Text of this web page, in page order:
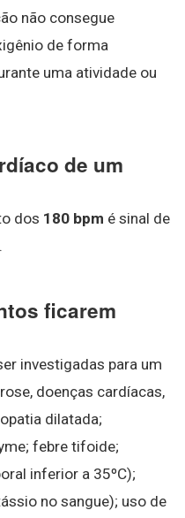
não consegue
de forma
uma atividade ou
de um
dos 180 bpm é sinal de
ficarem
investigadas para um
doenças cardíacas,
dilatada;
febre tifoide;
inferior a 35ºC);
no sangue); uso de